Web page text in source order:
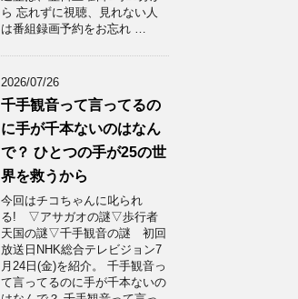
ら 忘れずに視聴、見れない人
は番組録画予約をお忘れ …
2026/07/26
千手観音って言ってるの
に手が千本ないのはなん
で？ ひとつの手が25の世
界を救うから
今回はチコちゃんに叱られ
る! ▽アサガオの謎▽歩行者
天国の謎▽千手観音の謎 初回
放送日NHK総合テレビジョン7
月24日(金)を紹介。 千手観音っ
て言ってるのに手が千本ないの